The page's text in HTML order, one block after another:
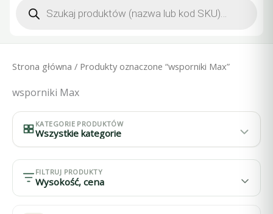
produktów
Strona główna / Produkty oznaczone “wsporniki Max”
wsporniki Max
KATEGORIE PRODUKTÓW
Wszystkie kategorie
FILTRUJ PRODUKTY
Wysokość, cena